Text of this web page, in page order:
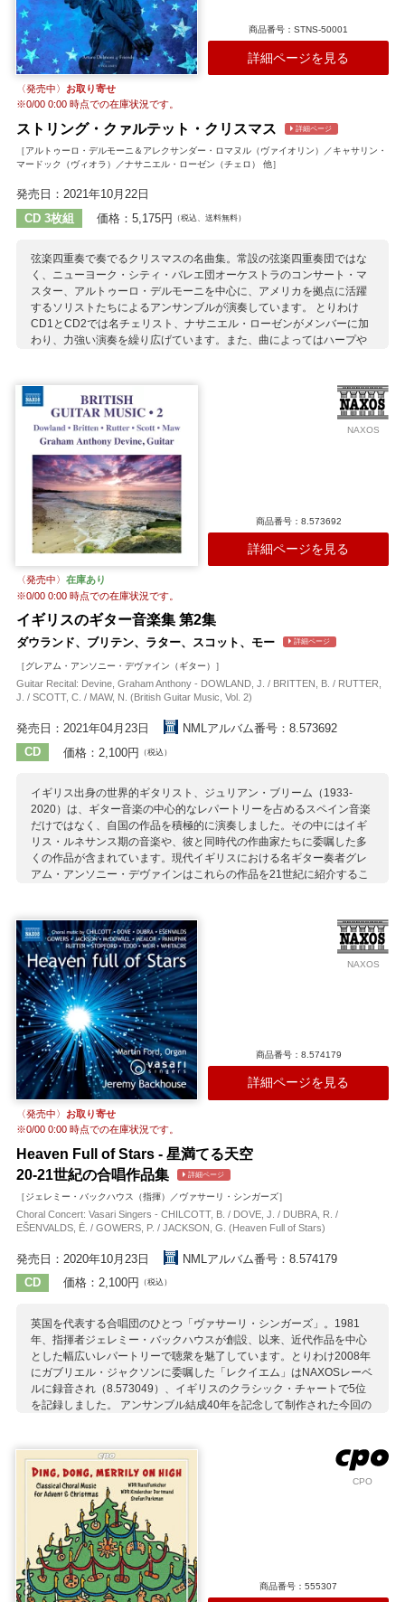
収録作曲家：
ポストン
レッジャー ダヴィソン ストップフォード
ムーア
アイアランド
M.プレトリウス
ウィルビー
オーウェンズ チルコット
商品番号：STNS-50001
詳細ページを見る
〈発売中〉 お取り寄せ
※0/00 0:00時点での在庫状況です。
ストリング・クァルテット・クリスマス 詳細ページ
［アルトゥーロ・デルモーニ＆アレクサンダー・ロマヌル（ヴァイオリン）／キャサリン・
マードック（ヴィオラ）／ナサニエル・ローゼン（チェロ） 他］
発売日：2021年10月22日
CD 3枚組
価格：5,175円 （税込、送料無料）
弦楽四重奏で奏でるクリスマスの名曲集。常設の弦楽四重奏団ではな
く、ニューヨーク・シティ・バレエ団オーケストラのコンサート・マ
スター、アルトゥーロ・デルモーニを中心に、アメリカを拠点に活躍
するソリストたちによるアンサンブルが演奏しています。 とりわけ
CD1とCD2では名チェリスト、ナサニエル・ローゼンがメンバーに加
わり、力強い演奏を繰り広げています。また、曲によってはハープや
収録作曲家：
J.S.バッハ
グノー
シューベルト
シャイト
ラター
NAXOS
商品番号：8.573692
詳細ページを見る
〈発売中〉 在庫あり
※0/00 0:00時点での在庫状況です。
イギリスのギター音楽集 第2集
ダウランド、ブリテン、ラター、スコット、モー 詳細ページ
［グレアム・アンソニー・デヴァイン（ギター）］
Guitar Recital: Devine, Graham Anthony - DOWLAND, J. / BRITTEN, B. / RUTTER,
J. / SCOTT, C. / MAW, N. (British Guitar Music, Vol. 2)
発売日：2021年04月23日
NMLアルバム番号：8.573692
CD
価格：2,100円 （税込）
イギリス出身の世界的ギタリスト、ジュリアン・ブリーム（1933-
2020）は、ギター音楽の中心的なレパートリーを占めるスペイン音楽
だけではなく、自国の作品を積極的に演奏しました。その中にはイギ
リス・ルネサンス期の音楽や、彼と同時代の作曲家たちに委嘱した多
くの作品が含まれています。現代イギリスにおける名ギター奏者グレ
アム・アンソニー・デヴァインはこれらの作品を21世紀に紹介するこ
らリュートも演奏したというブリームが愛奏したダウランド作品をは
じめ、ブリームの依頼で書かれたブリテンによる名作「ダウランドに
よる夜想曲」、現代イギリスを代表する作曲家ジョン・ラターの2作品
と、世界初録音となるブリームが校訂したシリル・スコットのソナチ
ネ、そしてニコラス・モーの大作「ミュージック・オブ・メモリー」
が演奏されています。
収録作曲家：
スコット
ダウランド ブリテン ラター
NAXOS
商品番号：8.574179
詳細ページを見る
〈発売中〉 お取り寄せ
※0/00 0:00時点での在庫状況です。
Heaven Full of Stars - 星満てる天空
20-21世紀の合唱作品集
詳細ページ
［ジェレミー・バックハウス（指揮）／ヴァサーリ・シンガーズ］
Choral Concert: Vasari Singers - CHILCOTT, B. / DOVE, J. / DUBRA, R. /
EŠENVALDS, Ē. / GOWERS, P. / JACKSON, G. (Heaven Full of Stars)
発売日：2020年10月23日
NMLアルバム番号：8.574179
CD
価格：2,100円 （税込）
英国を代表する合唱団のひとつ「ヴァサーリ・シンガーズ」。1981
年、指揮者ジェレミー・バックハウスが創設、以来、近代作品を中心
とした幅広いレパートリーで聴衆を魅了しています。とりわけ2008年
にガブリエル・ジャクソンに委嘱した「レクイエム」はNAXOSレーベ
ルに録音され（8.573049）、イギリスのクラシック・チャートで5位
を記録しました。 アンサンブル結成40年を記念して制作された今回の
スの作曲家の作品ですが、ラトヴィアのエセンヴァルスとデュプラの
美しい作品や、3人の女性作曲家、ウィアー、マクドウォール、ロクサ
ナ・パヌフニクの作品も選択することで、プログラムに多様性をもた
せています。 合唱団と指揮者の揺るぎない信頼から生み出される見事
なアンサンブルをお楽しみください。
収録作曲家：
ウィアー
ウィテカー エセンヴァルズ
ストップフォード
ダヴ チルコット デュブラ
トッド
CPO
商品番号：555307